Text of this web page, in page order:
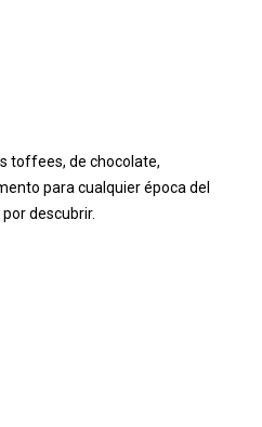
toffees, de chocolate,
para cualquier época del
descubrir.